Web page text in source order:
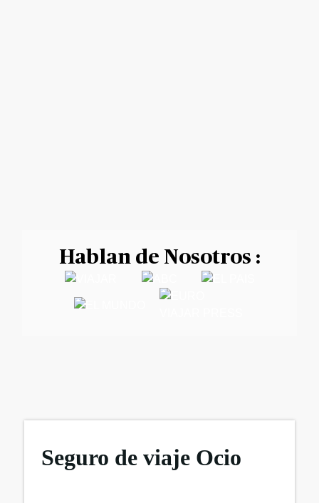
Hablan de Nosotros :
Seguro de viaje Ocio